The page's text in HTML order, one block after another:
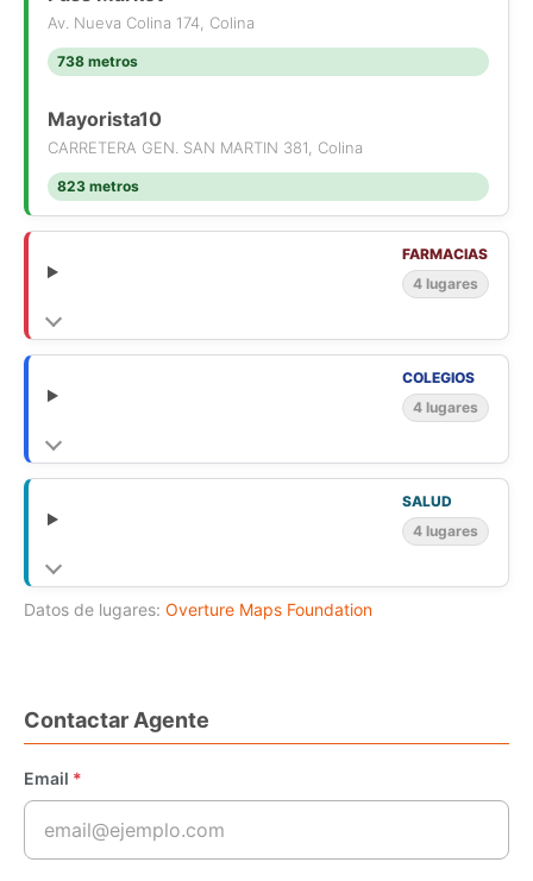
Av. Nueva Colina 174, Colina
738 metros
Mayorista10
CARRETERA GEN. SAN MARTIN 381, Colina
823 metros
FARMACIAS
4 lugares
COLEGIOS
4 lugares
SALUD
4 lugares
Datos de lugares: Overture Maps Foundation
Contactar Agente
Email *